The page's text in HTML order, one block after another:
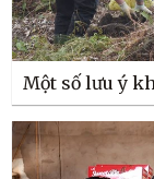
Một số lưu ý